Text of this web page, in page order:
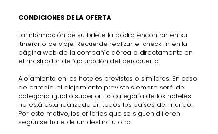
CONDICIONES DE LA OFERTA
La información de su billete la podrá encontrar en su
itinerario de viaje. Recuerde realizar el check-in en la
página web de la compañía aérea o directamente en
el mostrador de facturación del aeropuerto.
Alojamiento en los hoteles previstos o similares. En caso
de cambio, el alojamiento previsto siempre será de
categoría igual o superior. La categoría de los hoteles
no está estandarizada en todos los países del mundo.
Por este motivo, los criterios que se siguen difieren
según se trate de un destino u otro.